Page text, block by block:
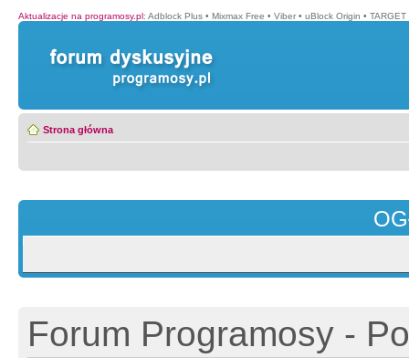
Aktualizacje na programosy.pl: Adblock Plus • Mixmax Free • Viber • uBlock Origin •
Strona główna
Forum Programosy -